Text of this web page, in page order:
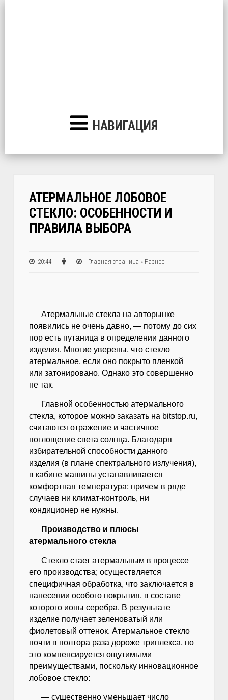
НАВИГАЦИЯ
АТЕРМАЛЬНОЕ ЛОБОВОЕ
СТЕКЛО: ОСОБЕННОСТИ И
ПРАВИЛА ВЫБОРА
20:44 Главная страница » Разное
Атермальные стекла на авторынке
появились не очень давно, — потому до сих
пор есть путаница в определении данного
изделия. Многие уверены, что стекло
атермальное, если оно покрыто пленкой
или затонировано. Однако это совершенно
не так.
Главной особенностью атермального
стекла, которое можно заказать на bitstop.ru,
считаются отражение и частичное
поглощение света солнца. Благодаря
избирательной способности данного
изделия (в плане спектрального излучения),
в кабине машины устанавливается
комфортная температура; причем в ряде
случаев ни климат-контроль, ни
кондиционер не нужны.
Производство и плюсы
атермального стекла
Стекло стает атермальным в процессе
его производства; осуществляется
специфичная обработка, что заключается в
нанесении особого покрытия, в составе
которого ионы серебра. В результате
изделие получает зеленоватый или
фиолетовый оттенок. Атермальное стекло
почти в полтора раза дороже триплекса, но
это компенсируется ощутимыми
преимуществами, поскольку инновационное
лобовое стекло:
— существенно уменьшает число